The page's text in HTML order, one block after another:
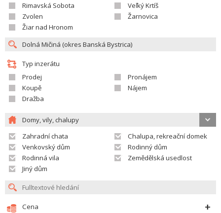
Rimavská Sobota
Veľký Krtíš
Zvolen
Žarnovica
Žiar nad Hronom
Typ inzerátu
Prodej
Pronájem
Koupě
Nájem
Dražba
Domy, vily, chalupy
Zahradní chata
Chalupa, rekreační domek
Venkovský dům
Rodinný dům
Rodinná vila
Zemědělská usedlost
Jiný dům
Cena